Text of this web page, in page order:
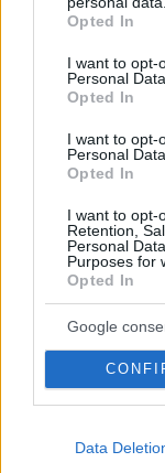
grant or deny
use your data for
consent section.
Opted In
I want to opt-
Personal Data.
Opted In
I want to opt-
Personal
Opted In
I want to opt-
Retention,
Personal
Purposes for
Opted In
Google
Data
τα ερωτήματα
Οι δηλώσεις
αρχή
Κοκολάκης
πρόεδρο του
είχαν τεθεί
αφορούσαν
Η τοποθέτηση
από συγγενείς
υποστήριξαν